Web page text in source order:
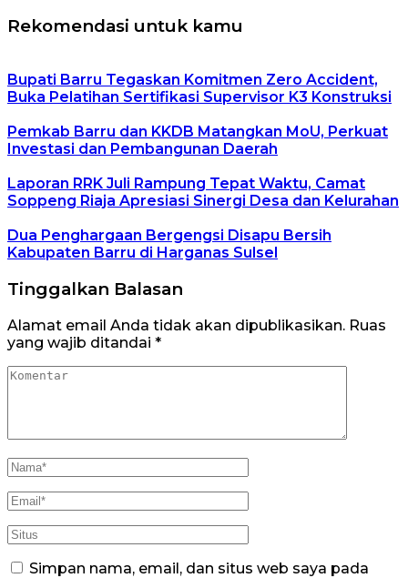
Rekomendasi untuk kamu
Bupati Barru Tegaskan Komitmen Zero Accident,
Buka Pelatihan Sertifikasi Supervisor K3 Konstruksi
Pemkab Barru dan KKDB Matangkan MoU, Perkuat
Investasi dan Pembangunan Daerah
Laporan RRK Juli Rampung Tepat Waktu, Camat
Soppeng Riaja Apresiasi Sinergi Desa dan Kelurahan
Dua Penghargaan Bergengsi Disapu Bersih
Kabupaten Barru di Harganas Sulsel
Tinggalkan Balasan
Alamat email Anda tidak akan dipublikasikan. Ruas
yang wajib ditandai *
Simpan nama, email, dan situs web saya pada